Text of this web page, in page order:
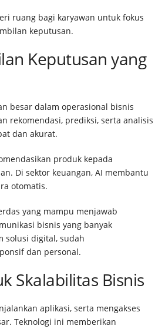
ruang bagi karyawan untuk fokus
keputusan.
Keputusan yang
besar dalam operasional bisnis
rekomendasi, prediksi, serta analisis
dan akurat.
produk kepada
Di sektor keuangan, AI membantu
otomatis.
yang mampu menjawab
bisnis yang banyak
solusi digital, sudah
dan personal.
Skalabilitas Bisnis
aplikasi, serta mengakses
Teknologi ini memberikan